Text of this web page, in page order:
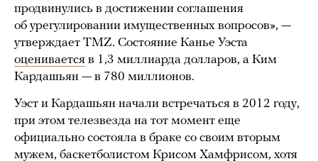
продвинулись в достижении соглашения
об урегулировании имущественных вопросов», —
утверждает TMZ. Состояние Канье Уэста
оценивается в 1,3 миллиарда долларов, а Ким
Кардашьян — в 780 миллионов.
Уэст и Кардашьян начали встречаться в 2012 году,
при этом телезвезда на тот момент еще
официально состояла в браке со своим вторым
мужем, баскетболистом Крисом Хамфрисом, хотя